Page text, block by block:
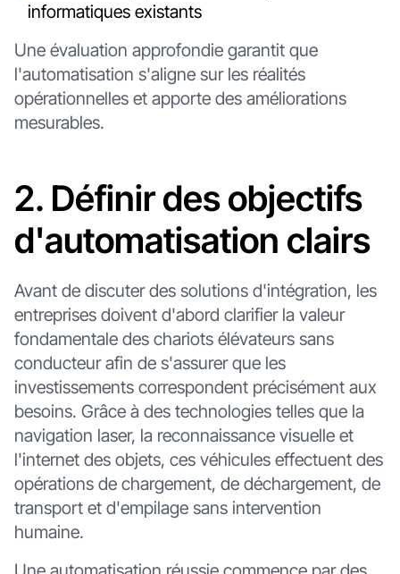
informatiques existants
Une évaluation approfondie garantit que
l'automatisation s'aligne sur les réalités
opérationnelles et apporte des améliorations
mesurables.
2. Définir des objectifs
d'automatisation clairs
Avant de discuter des solutions d'intégration, les
entreprises doivent d'abord clarifier la valeur
fondamentale des chariots élévateurs sans
conducteur afin de s'assurer que les
investissements correspondent précisément aux
besoins. Grâce à des technologies telles que la
navigation laser, la reconnaissance visuelle et
l'internet des objets, ces véhicules effectuent des
opérations de chargement, de déchargement, de
transport et d'empilage sans intervention
humaine.